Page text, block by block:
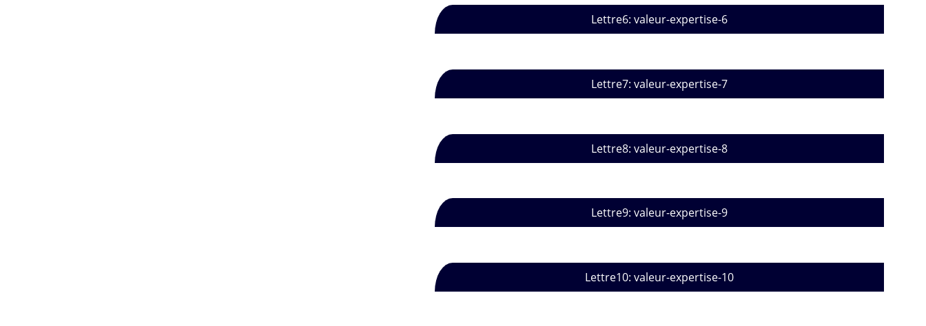
Lettre6: valeur-expertise-6
Lettre7: valeur-expertise-7
Lettre8: valeur-expertise-8
Lettre9: valeur-expertise-9
Lettre10: valeur-expertise-10